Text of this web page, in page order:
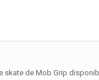
skate de Mob Grip